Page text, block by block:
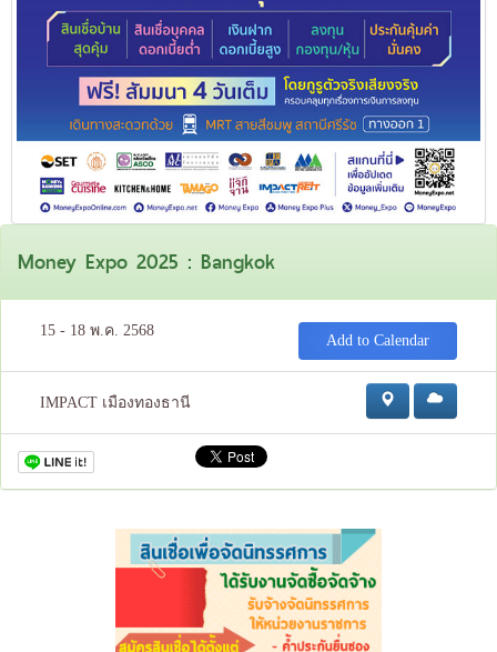
Money Expo 2025 : Bangkok
15 - 18 พ.ค. 2568
Add to Calendar
IMPACT เมืองทองธานี